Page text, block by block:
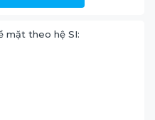
mặt theo hệ SI: